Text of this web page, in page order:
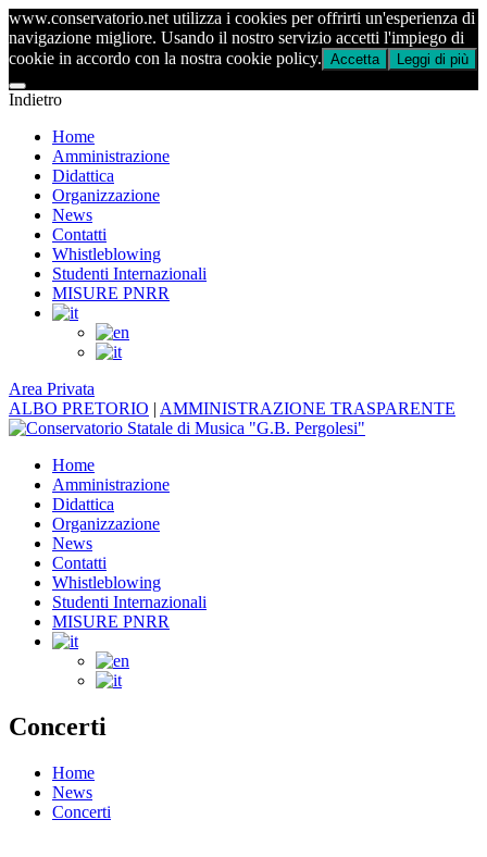
www.conservatorio.net utilizza i cookies per offrirti un'esperienza di
navigazione migliore. Usando il nostro servizio accetti l'impiego di
cookie in accordo con la nostra cookie policy. Accetta Leggi di più
Indietro
Home
Amministrazione
Didattica
Organizzazione
News
Contatti
Whistleblowing
Studenti Internazionali
MISURE PNRR
Area Privata
ALBO PRETORIO | AMMINISTRAZIONE TRASPARENTE
Home
Amministrazione
Didattica
Organizzazione
News
Contatti
Whistleblowing
Studenti Internazionali
MISURE PNRR
Concerti
Home
News
Concerti